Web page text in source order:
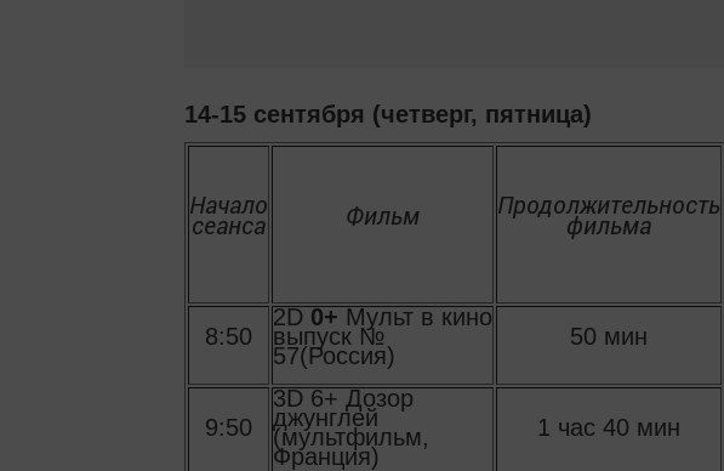
14-15 сентября (четверг, пятница)
Начало
сеанса Фильм Продолжительность
фильма
8:50
2D 0+ Мульт в кино
выпуск №
57(Россия)
50 мин
9:50
3D 6+ Дозор
джунглей
(мультфильм,
Франция)
1 час 40 мин